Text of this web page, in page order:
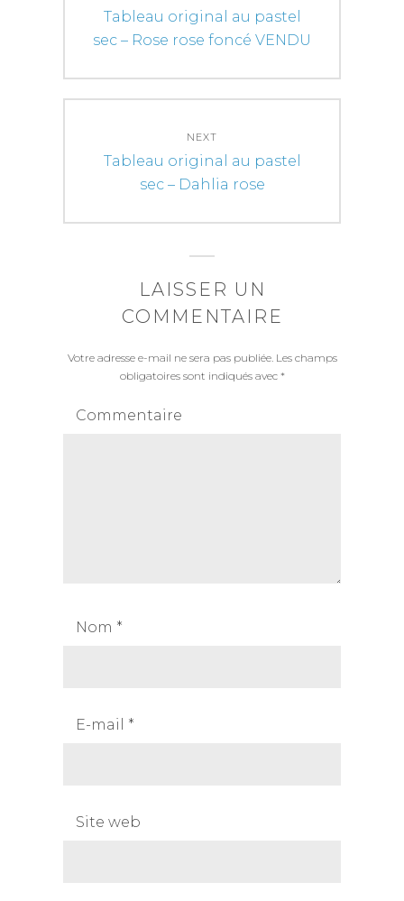
l’article
Previous
post:
Tableau original au pastel
sec – Rose rose foncé VENDU
NEXT
Next
Tableau original au pastel
sec – Dahlia rose
LAISSER UN
COMMENTAIRE
Votre adresse e-mail ne sera pas publiée. Les champs
obligatoires sont indiqués avec *
Commentaire
Nom *
E-mail *
Site web